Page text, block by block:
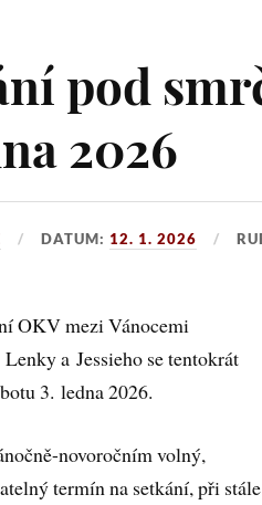
pod
2026
DATUM: 12. 1. 2026
OKV mezi Vánocemi
a Jessieho se tentokrát
3. ledna 2026.
novoročním volný,
termín na setkání, při stále